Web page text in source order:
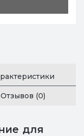
Отзывов (0)
для